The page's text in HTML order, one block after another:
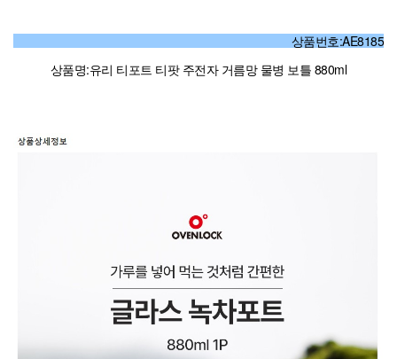
상품번호:AE8185
상품명:유리 티포트 티팟 주전자 거름망 물병 보틀 880ml